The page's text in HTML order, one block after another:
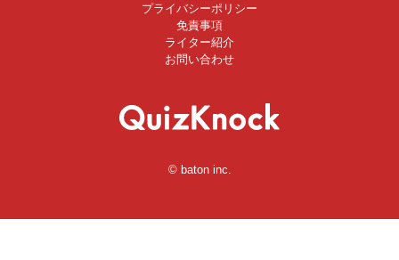
プライバシーポリシー
免責事項
ライター紹介
お問い合わせ
© baton inc.